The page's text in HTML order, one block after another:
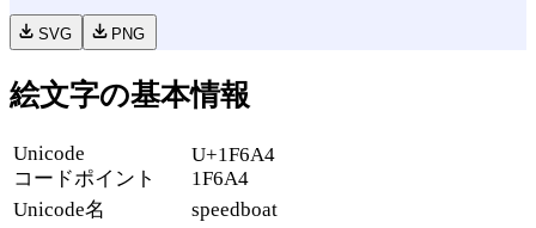
SVG PNG
絵文字の基本情報
Unicode
コードポイント
U+1F6A4
1F6A4
Unicode名
speedboat